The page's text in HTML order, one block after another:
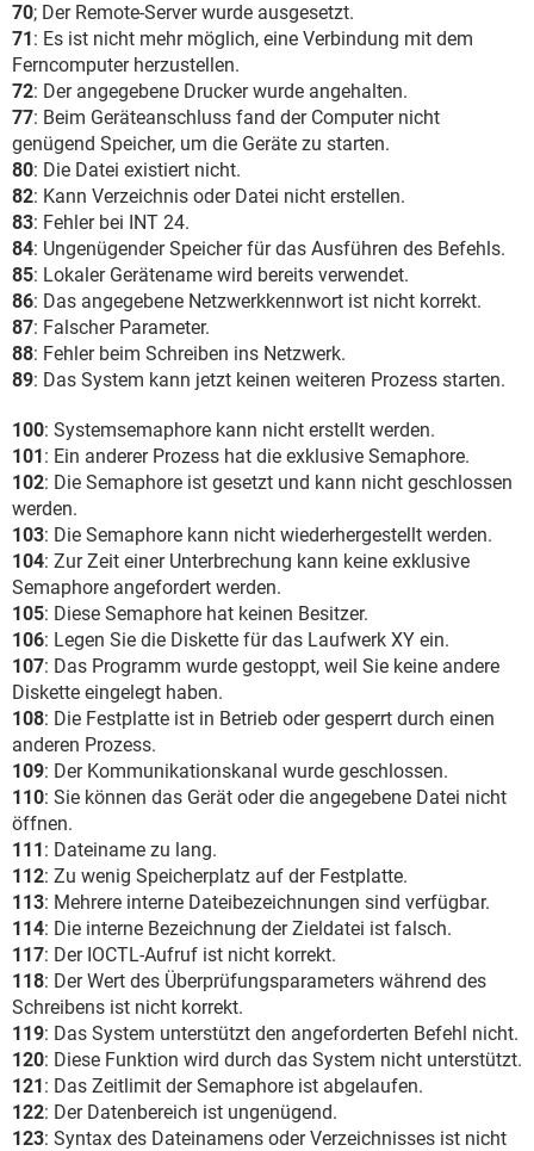
70; Der Remote-Server wurde ausgesetzt.
71: Es ist nicht mehr möglich, eine Verbindung mit dem
Ferncomputer herzustellen.
72: Der angegebene Drucker wurde angehalten.
77: Beim Geräteanschluss fand der Computer nicht
genügend Speicher, um die Geräte zu starten.
80: Die Datei existiert nicht.
82: Kann Verzeichnis oder Datei nicht erstellen.
83: Fehler bei INT 24.
84: Ungenügender Speicher für das Ausführen des Befehls.
85: Lokaler Gerätename wird bereits verwendet.
86: Das angegebene Netzwerkkennwort ist nicht korrekt.
87: Falscher Parameter.
88: Fehler beim Schreiben ins Netzwerk.
89: Das System kann jetzt keinen weiteren Prozess starten.
100: Systemsemaphore kann nicht erstellt werden.
101: Ein anderer Prozess hat die exklusive Semaphore.
102: Die Semaphore ist gesetzt und kann nicht geschlossen
werden.
103: Die Semaphore kann nicht wiederhergestellt werden.
104: Zur Zeit einer Unterbrechung kann keine exklusive
Semaphore angefordert werden.
105: Diese Semaphore hat keinen Besitzer.
106: Legen Sie die Diskette für das Laufwerk XY ein.
107: Das Programm wurde gestoppt, weil Sie keine andere
Diskette eingelegt haben.
108: Die Festplatte ist in Betrieb oder gesperrt durch einen
anderen Prozess.
109: Der Kommunikationskanal wurde geschlossen.
110: Sie können das Gerät oder die angegebene Datei nicht
öffnen.
111: Dateiname zu lang.
112: Zu wenig Speicherplatz auf der Festplatte.
113: Mehrere interne Dateibezeichnungen sind verfügbar.
114: Die interne Bezeichnung der Zieldatei ist falsch.
117: Der IOCTL-Aufruf ist nicht korrekt.
118: Der Wert des Überprüfungsparameters während des
Schreibens ist nicht korrekt.
119: Das System unterstützt den angeforderten Befehl nicht.
120: Diese Funktion wird durch das System nicht unterstützt.
121: Das Zeitlimit der Semaphore ist abgelaufen.
122: Der Datenbereich ist ungenügend.
123: Syntax des Dateinamens oder Verzeichnisses ist nicht